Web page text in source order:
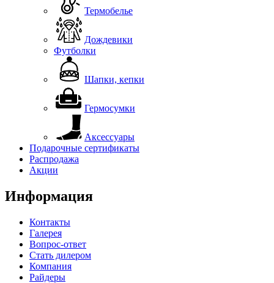
Термобелье
Дождевики
Футболки
Шапки, кепки
Гермосумки
Аксессуары
Подарочные сертификаты
Распродажа
Акции
Информация
Контакты
Галерея
Вопрос-ответ
Стать дилером
Компания
Райдеры